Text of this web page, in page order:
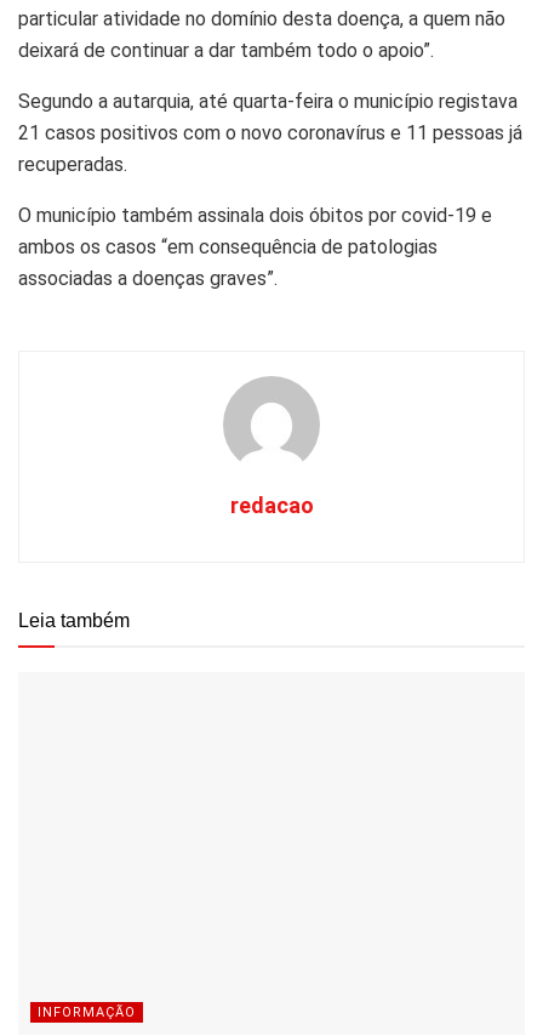
particular atividade no domínio desta doença, a quem não
deixará de continuar a dar também todo o apoio”.
Segundo a autarquia, até quarta-feira o município registava
21 casos positivos com o novo coronavírus e 11 pessoas já
recuperadas.
O município também assinala dois óbitos por covid-19 e
ambos os casos “em consequência de patologias
associadas a doenças graves”.
redacao
Leia também
INFORMAÇÃO